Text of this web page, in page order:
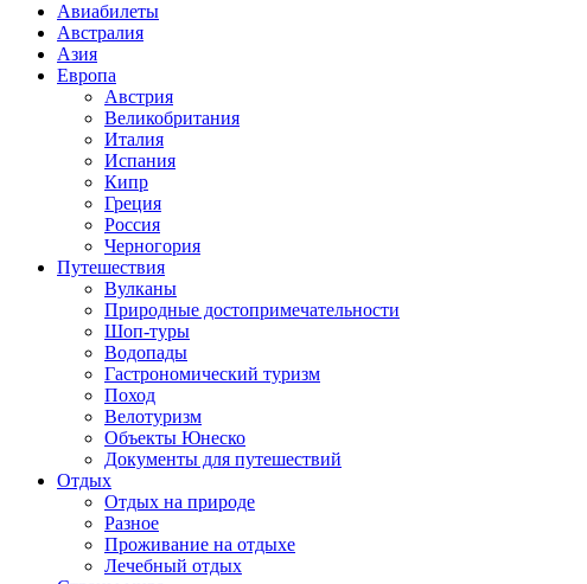
Авиабилеты
Австралия
Азия
Европа
Австрия
Великобритания
Италия
Испания
Кипр
Греция
Россия
Черногория
Путешествия
Вулканы
Природные достопримечательности
Шоп-туры
Водопады
Гастрономический туризм
Поход
Велотуризм
Объекты Юнеско
Документы для путешествий
Отдых
Отдых на природе
Разное
Проживание на отдыхе
Лечебный отдых